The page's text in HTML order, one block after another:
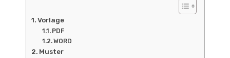
Vorlage
PDF
WORD
Muster